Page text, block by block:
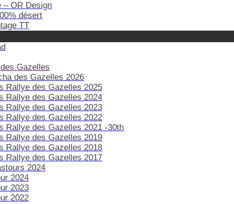
– OR Design
désert
TT
Gazelles
des Gazelles 2026
Rallye des Gazelles 2025
Rallye des Gazelles 2024
Rallye des Gazelles 2023
Rallye des Gazelles 2022
Rallye des Gazelles 2021 -30th
Rallye des Gazelles 2019
Rallye des Gazelles 2018
Rallye des Gazelles 2017
2024
2024
2023
2022